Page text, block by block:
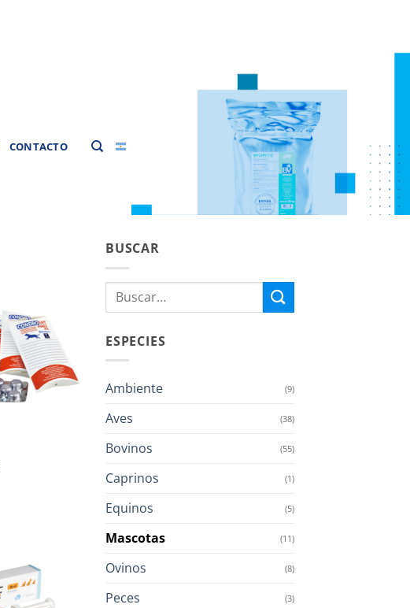
CONTACTO
BUSCAR
Buscar
ESPECIES
Ambiente (9)
Aves (38)
Bovinos (55)
Caprinos (1)
Equinos (5)
Mascotas (11)
Ovinos (8)
Peces (3)